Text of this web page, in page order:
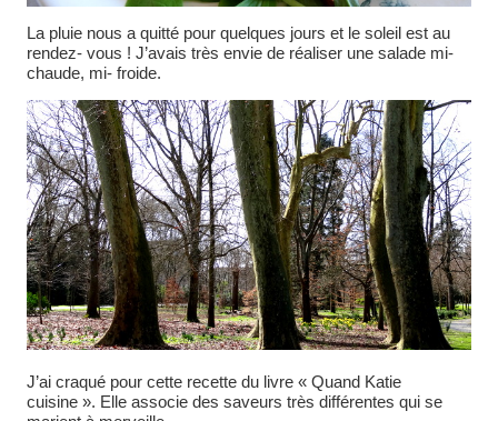
La pluie nous a quitté pour quelques jours et le soleil est au
rendez- vous ! J’avais très envie de réaliser une salade mi-
chaude, mi- froide.
J’ai craqué pour cette recette du livre « Quand Katie
cuisine ». Elle associe des saveurs très différentes qui se